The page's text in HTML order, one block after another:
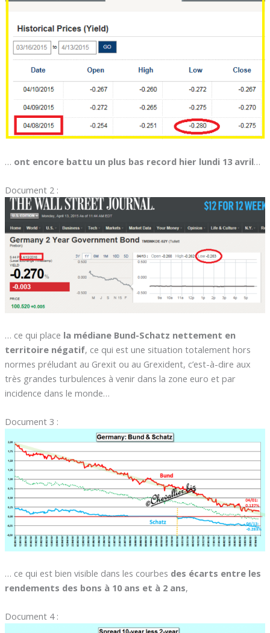
… ont encore battu un plus bas record hier lundi 13 avril…
Document 2 :
… ce qui place la médiane Bund-Schatz nettement en
territoire négatif, ce qui est une situation totalement hors
normes préludant au Grexit ou au Grexident, c’est-à-dire aux
très grandes turbulences à venir dans la zone euro et par
incidence dans le monde…
Document 3 :
… ce qui est bien visible dans les courbes des écarts entre les
rendements des bons à 10 ans et à 2 ans,
Document 4 :